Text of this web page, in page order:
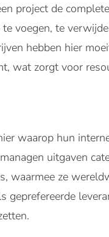
project de
voegen, te
hebben hier
wat zorgt voor
waarop hun
uitgaven
waarmee ze